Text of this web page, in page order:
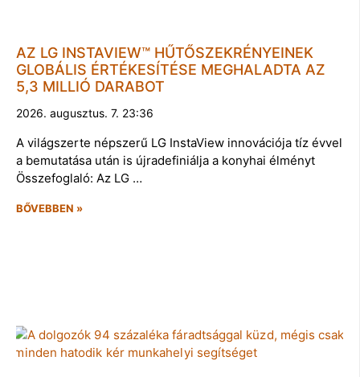
AZ LG INSTAVIEW™ HŰTŐSZEKRÉNYEINEK
GLOBÁLIS ÉRTÉKESÍTÉSE MEGHALADTA AZ
5,3 MILLIÓ DARABOT
2026. augusztus. 7. 23:36
A világszerte népszerű LG InstaView innovációja tíz évvel
a bemutatása után is újradefiniálja a konyhai élményt
Összefoglaló: Az LG …
BŐVEBBEN »